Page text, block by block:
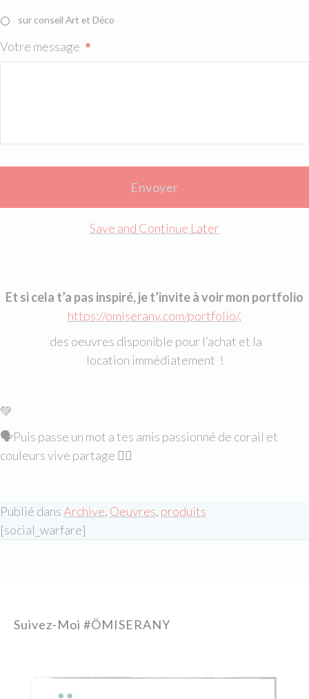
sur conseil Art et Déco
Votre message *
Save and Continue Later
Et si cela t’a pas inspiré, je t’invite à voir mon portfolio
https://omiserany.com/portfolio/,
des oeuvres disponible pour l’achat et la
location immédiatement !
💚
🗣Puis passe un mot a tes amis passionné de corail et
couleurs vive partage 👇🏻
Publié dansArchive, Oeuvres, produits
[social_warfare]
Suivez-Moi #ÖMISERANY